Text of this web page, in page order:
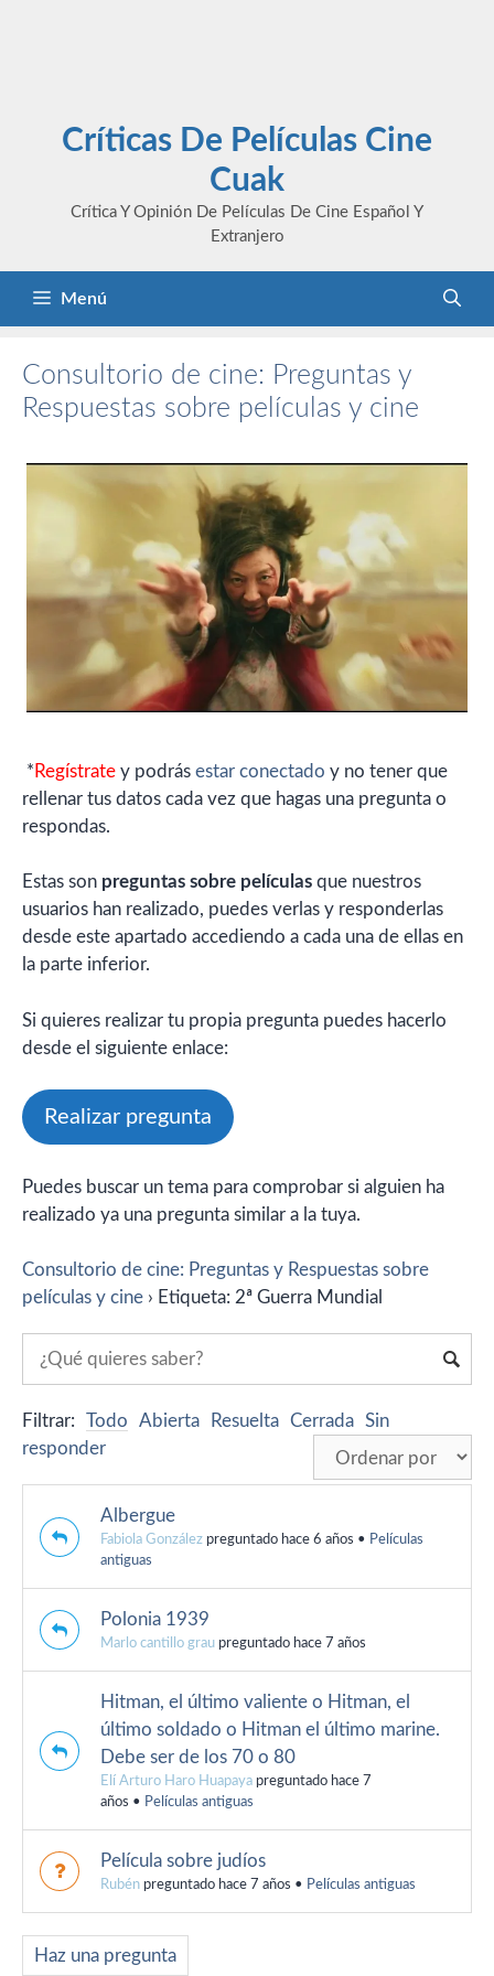
Críticas De Películas Cine
Cuak
Crítica Y Opinión De Películas De Cine Español Y
Extranjero
Menú
Consultorio de cine: Preguntas y
Respuestas sobre películas y cine
* Regístrate y podrás estar conectado y no tener que
rellenar tus datos cada vez que hagas una pregunta o
respondas.
Estas son preguntas sobre películas que nuestros
usuarios han realizado, puedes verlas y responderlas
desde este apartado accediendo a cada una de ellas en
la parte inferior.
Si quieres realizar tu propia pregunta puedes hacerlo
desde el siguiente enlace:
Realizar pregunta
Puedes buscar un tema para comprobar si alguien ha
realizado ya una pregunta similar a la tuya.
Consultorio de cine: Preguntas y Respuestas sobre
películas y cine › Etiqueta: 2ª Guerra Mundial
Filtrar: Todo Abierta Resuelta Cerrada Sin
responder
Albergue
Fabiola González preguntado hace 6 años • Películas
antiguas
Polonia 1939
Marlo cantillo grau preguntado hace 7 años
Hitman, el último valiente o Hitman, el
último soldado o Hitman el último marine.
Debe ser de los 70 o 80
Elí Arturo Haro Huapaya preguntado hace 7
años • Películas antiguas
Película sobre judíos
Rubén preguntado hace 7 años • Películas antiguas
Haz una pregunta